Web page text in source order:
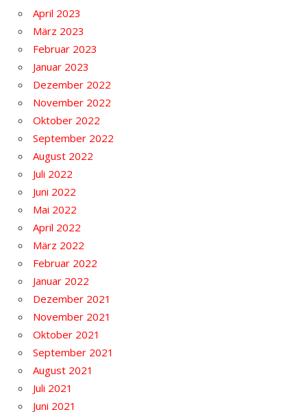
April 2023
März 2023
Februar 2023
Januar 2023
Dezember 2022
November 2022
Oktober 2022
September 2022
August 2022
Juli 2022
Juni 2022
Mai 2022
April 2022
März 2022
Februar 2022
Januar 2022
Dezember 2021
November 2021
Oktober 2021
September 2021
August 2021
Juli 2021
Juni 2021